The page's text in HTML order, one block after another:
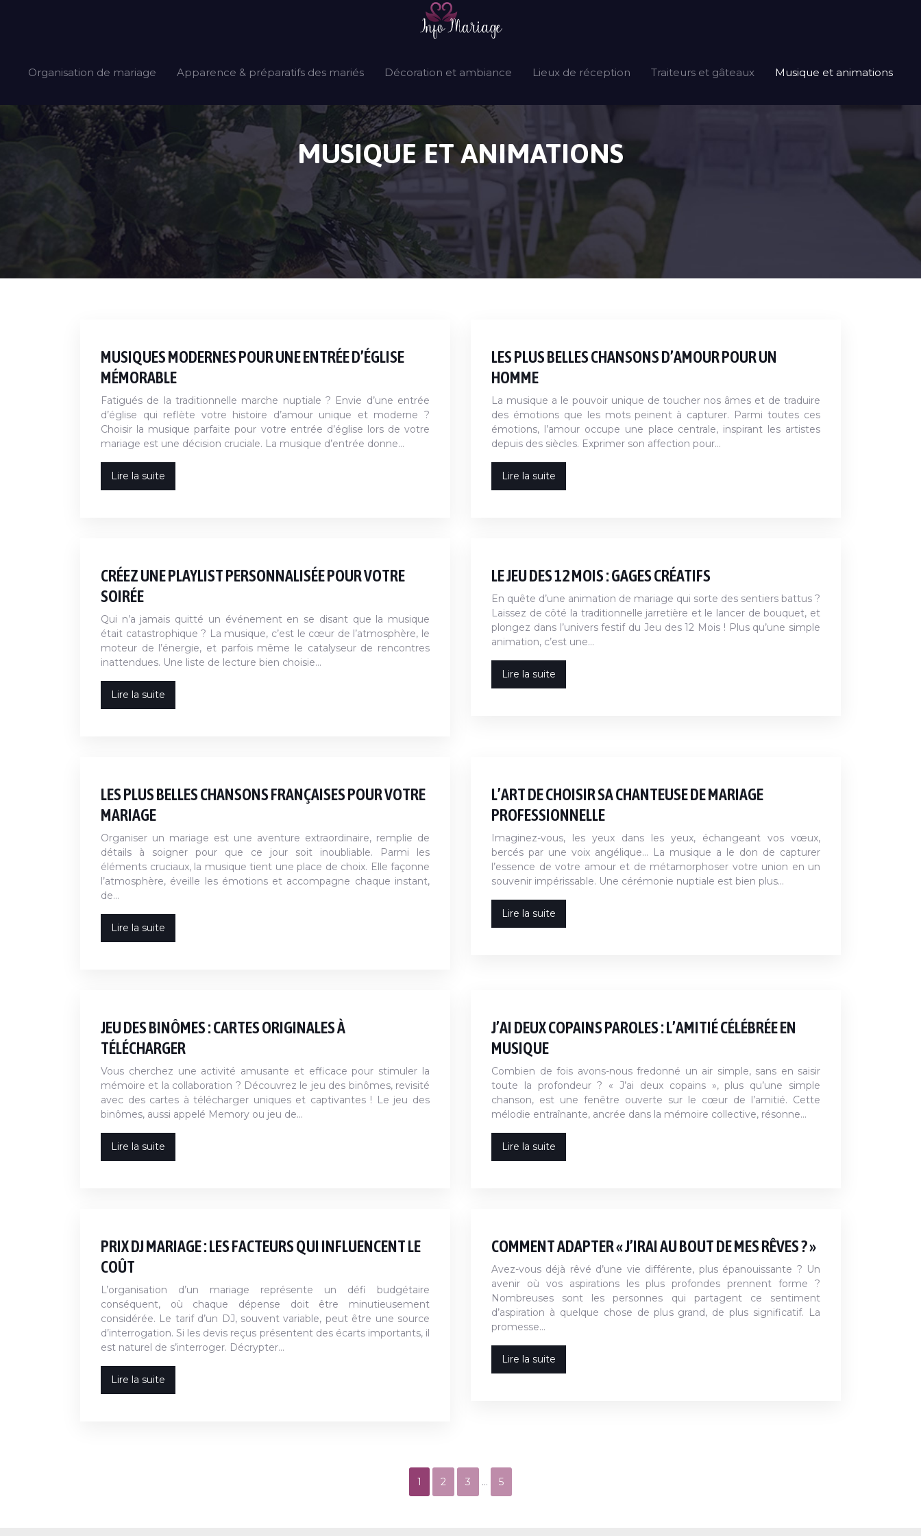
Organisation de mariage Apparence & préparatifs des mariés Décoration et ambiance Lieux de réception Traiteurs et gâteaux Musique et animations
MUSIQUE ET ANIMATIONS
MUSIQUES MODERNES POUR UNE ENTRÉE D’ÉGLISE
MÉMORABLE
Fatigués de la traditionnelle marche nuptiale ? Envie d’une entrée
d’église qui reflète votre histoire d’amour unique et moderne ?
Choisir la musique parfaite pour votre entrée d’église lors de votre
mariage est une décision cruciale. La musique d’entrée donne…
Lire la suite
LES PLUS BELLES CHANSONS D’AMOUR POUR UN
HOMME
La musique a le pouvoir unique de toucher nos âmes et de traduire
des émotions que les mots peinent à capturer. Parmi toutes ces
émotions, l’amour occupe une place centrale, inspirant les artistes
depuis des siècles. Exprimer son affection pour…
Lire la suite
CRÉEZ UNE PLAYLIST PERSONNALISÉE POUR VOTRE
SOIRÉE
Qui n’a jamais quitté un événement en se disant que la musique
était catastrophique ? La musique, c’est le cœur de l’atmosphère, le
moteur de l’énergie, et parfois même le catalyseur de rencontres
inattendues. Une liste de lecture bien choisie…
Lire la suite
LE JEU DES 12 MOIS : GAGES CRÉATIFS
En quête d’une animation de mariage qui sorte des sentiers battus ?
Laissez de côté la traditionnelle jarretière et le lancer de bouquet, et
plongez dans l’univers festif du Jeu des 12 Mois ! Plus qu’une simple
animation, c’est une…
Lire la suite
LES PLUS BELLES CHANSONS FRANÇAISES POUR VOTRE
MARIAGE
Organiser un mariage est une aventure extraordinaire, remplie de
détails à soigner pour que ce jour soit inoubliable. Parmi les
éléments cruciaux, la musique tient une place de choix. Elle façonne
l’atmosphère, éveille les émotions et accompagne chaque instant,
de…
Lire la suite
L’ART DE CHOISIR SA CHANTEUSE DE MARIAGE
PROFESSIONNELLE
Imaginez-vous, les yeux dans les yeux, échangeant vos vœux,
bercés par une voix angélique… La musique a le don de capturer
l’essence de votre amour et de métamorphoser votre union en un
souvenir impérissable. Une cérémonie nuptiale est bien plus…
Lire la suite
JEU DES BINÔMES : CARTES ORIGINALES À
TÉLÉCHARGER
Vous cherchez une activité amusante et efficace pour stimuler la
mémoire et la collaboration ? Découvrez le jeu des binômes, revisité
avec des cartes à télécharger uniques et captivantes ! Le jeu des
binômes, aussi appelé Memory ou jeu de…
Lire la suite
J’AI DEUX COPAINS PAROLES : L’AMITIÉ CÉLÉBRÉE EN
MUSIQUE
Combien de fois avons-nous fredonné un air simple, sans en saisir
toute la profondeur ? « J’ai deux copains », plus qu’une simple
chanson, est une fenêtre ouverte sur le cœur de l’amitié. Cette
mélodie entraînante, ancrée dans la mémoire collective, résonne…
Lire la suite
PRIX DJ MARIAGE : LES FACTEURS QUI INFLUENCENT LE
COÛT
L’organisation d’un mariage représente un défi budgétaire
conséquent, où chaque dépense doit être minutieusement
considérée. Le tarif d’un DJ, souvent variable, peut être une source
d’interrogation. Si les devis reçus présentent des écarts importants, il
est naturel de s’interroger. Décrypter…
Lire la suite
COMMENT ADAPTER « J’IRAI AU BOUT DE MES RÊVES ? »
Avez-vous déjà rêvé d’une vie différente, plus épanouissante ? Un
avenir où vos aspirations les plus profondes prennent forme ?
Nombreuses sont les personnes qui partagent ce sentiment
d’aspiration à quelque chose de plus grand, de plus significatif. La
promesse…
Lire la suite
1 2 3 … 5